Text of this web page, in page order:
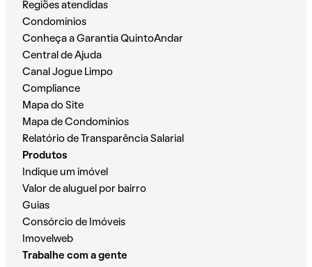
Regiões atendidas
Condomínios
Conheça a Garantia QuintoAndar
Central de Ajuda
Canal Jogue Limpo
Compliance
Mapa do Site
Mapa de Condomínios
Relatório de Transparência Salarial
Produtos
Indique um imóvel
Valor de aluguel por bairro
Guias
Consórcio de Imóveis
Imovelweb
Trabalhe com a gente